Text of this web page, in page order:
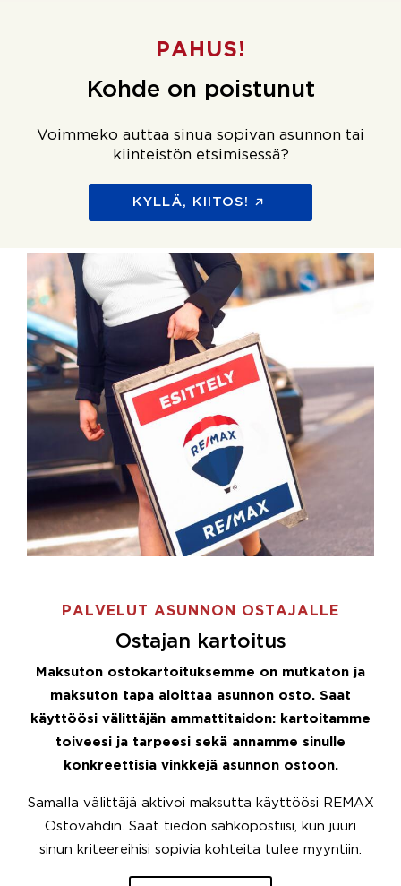
PAHUS!
Kohde on poistunut
Voimmeko auttaa sinua sopivan asunnon tai
kiinteistön etsimisessä?
KYLLÄ, KIITOS!
PALVELUT ASUNNON OSTAJALLE
Ostajan kartoitus
Maksuton ostokartoituksemme on mutkaton ja
maksuton tapa aloittaa asunnon osto. Saat
käyttöösi välittäjän ammattitaidon: kartoitamme
toiveesi ja tarpeesi sekä annamme sinulle
konkreettisia vinkkejä asunnon ostoon.
Samalla välittäjä aktivoi maksutta käyttöösi REMAX
Ostovahdin. Saat tiedon sähköpostiisi, kun juuri
sinun kriteereihisi sopivia kohteita tulee myyntiin.